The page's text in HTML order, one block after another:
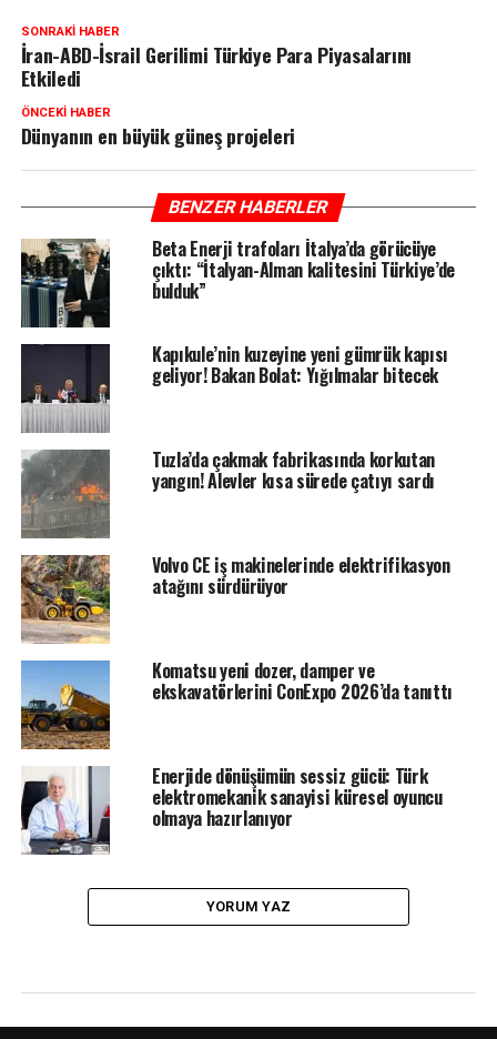
SONRAKI HABER
İran-ABD-İsrail Gerilimi Türkiye Para Piyasalarını
Etkiledi
ÖNCEKI HABER
Dünyanın en büyük güneş projeleri
BENZER HABERLER
Beta Enerji trafoları İtalya’da görücüye
çıktı: “İtalyan-Alman kalitesini Türkiye’de
bulduk”
Kapıkule’nin kuzeyine yeni gümrük kapısı
geliyor! Bakan Bolat: Yığılmalar bitecek
Tuzla’da çakmak fabrikasında korkutan
yangın! Alevler kısa sürede çatıyı sardı
Volvo CE iş makinelerinde elektrifikasyon
atağını sürdürüyor
Komatsu yeni dozer, damper ve
ekskavatörlerini ConExpo 2026’da tanıttı
Enerjide dönüşümün sessiz gücü: Türk
elektromekanik sanayisi küresel oyuncu
olmaya hazırlanıyor
YORUM YAZ